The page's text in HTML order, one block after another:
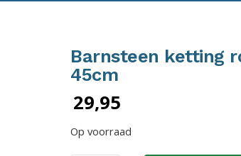
Barnsteen ketting
45cm
29,95
Op voorraad